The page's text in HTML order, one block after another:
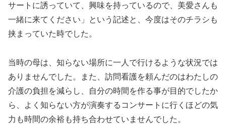
サートに誘っていて、興味を持っているので、美愛さんも
一緒に来てください」という記述と、今度はそのチラシも
挟まっていた時でした。
当時の母は、知らない場所に一人で行けるような状況では
ありませんでした。また、訪問看護を頼んだのはわたしの
介護の負担を減らし、自分の時間を作る事が目的でしたか
ら、よく知らない方が演奏するコンサートに行くほどの気
力も時間の余裕も持ち合わせていませんでした。